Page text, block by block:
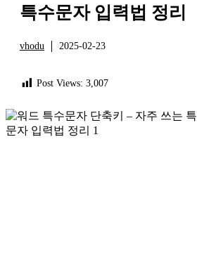
특수문자 입력법 정리
vhodu 2025-02-23
Post Views: 3,007